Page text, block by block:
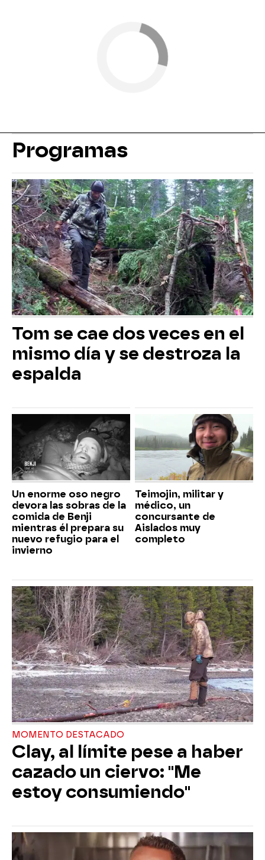
Programas
Tom se cae dos veces en el
mismo día y se destroza la
espalda
Un enorme oso negro
devora las sobras de la
comida de Benji
mientras él prepara su
nuevo refugio para el
invierno
Teimojin, militar y
médico, un
concursante de
Aislados muy
completo
MOMENTO DESTACADO
Clay, al límite pese a haber
cazado un ciervo: "Me
estoy consumiendo"